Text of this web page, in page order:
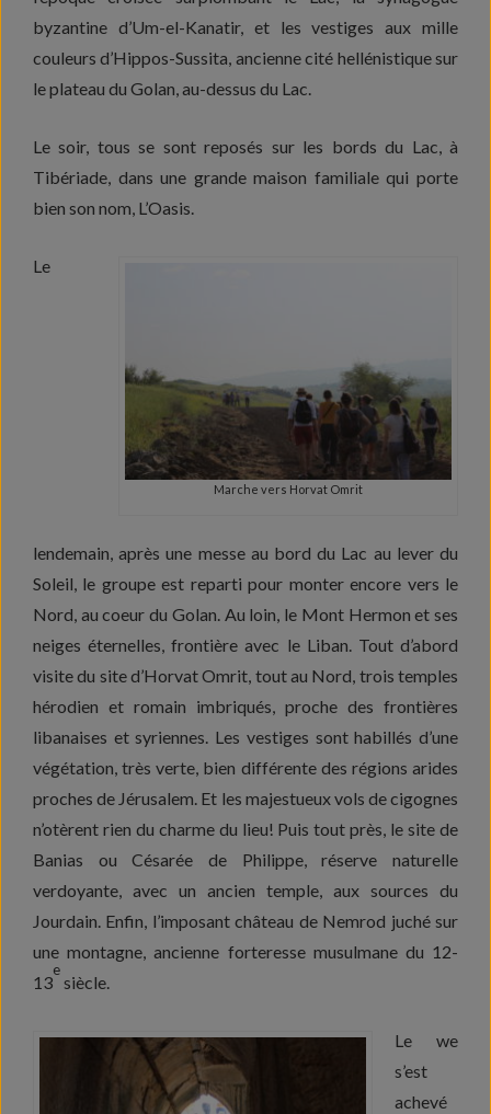
byzantine d’Um-el-Kanatir, et les vestiges aux mille
couleurs d’Hippos-Sussita, ancienne cité hellénistique sur
le plateau du Golan, au-dessus du Lac.
Le soir, tous se sont reposés sur les bords du Lac, à
Tibériade, dans une grande maison familiale qui porte
bien son nom, L’Oasis.
Marche vers Horvat Omrit
Le
lendemain, après une messe au bord du Lac au lever du
Soleil, le groupe est reparti pour monter encore vers le
Nord, au coeur du Golan. Au loin, le Mont Hermon et ses
neiges éternelles, frontière avec le Liban. Tout d’abord
visite du site d’Horvat Omrit, tout au Nord, trois temples
hérodien et romain imbriqués, proche des frontières
libanaises et syriennes. Les vestiges sont habillés d’une
végétation, très verte, bien différente des régions arides
proches de Jérusalem. Et les majestueux vols de cigognes
n’otèrent rien du charme du lieu! Puis tout près, le site de
Banias ou Césarée de Philippe, réserve naturelle
verdoyante, avec un ancien temple, aux sources du
Jourdain. Enfin, l’imposant château de Nemrod juché sur
une montagne, ancienne forteresse musulmane du 12-
13
e
siècle.
Le we
s’est
achevé